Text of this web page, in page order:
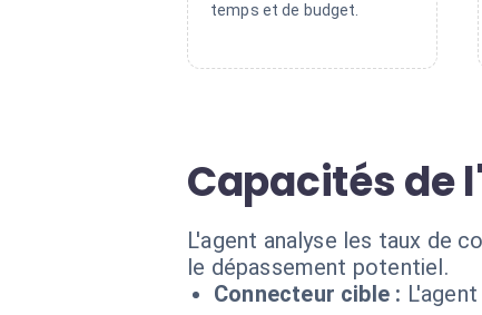
temps et de budget.
Capacités de
L'agent analyse les taux de
le dépassement potentiel.
Connecteur cible :